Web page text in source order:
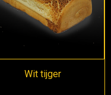
Wit tijger